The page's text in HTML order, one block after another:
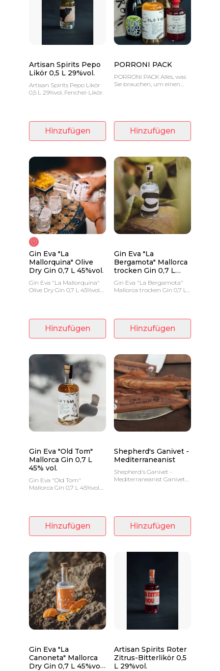
Artisan Spirits Pepo
Likör 0,5 L 29%vol.
Artisan Spirits Pepo Likör
0,5 L 29%vol. Fenchel-Likör.
Hinzufügen
PORRONI PACK
PORRONI PACK Alles, was
Sie brauchen, um einen
Hinzufügen
Gin Eva "La
Mallorquina" Olive
Dry Gin 0,7 L 45%vol.
Gin Eva "La Mallorquina"
Olive Dry Gin 0,7 L 45%vol.
Hinzufügen
Gin Eva "La
Bergamota" Mallorca
trocken Gin 0,7 L
45%vol.
Gin Eva "La Bergamota"
Mallorca trocken Gin 0,7 L
Hinzufügen
Gin Eva "Old Tom"
Mallorca Gin 0,7 L
45% vol.
Gin Eva "Old Tom"
Mallorca Gin 0,7 L 45%vol.
Hinzufügen
Shepherd's Ganivet -
Mediterraneanist
Shepherd's Ganivet -
Mediterraneanist Ganivet
Hinzufügen
Gin Eva "La
Canoneta" Mallorca
Dry Gin 0,7 L 45%vol.
Artisan Spirits Roter
Zitrus-Bitterlikör 0,5
L 29%vol.